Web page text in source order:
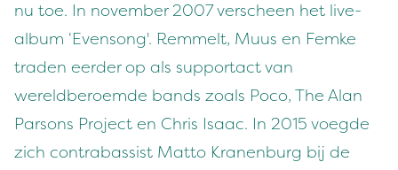
nu toe. In november 2007 verscheen het live-
album ‘Evensong'. Remmelt, Muus en Femke
traden eerder op als supportact van
wereldberoemde bands zoals Poco, The Alan
Parsons Project en Chris Isaac. In 2015 voegde
zich contrabassist Matto Kranenburg bij de